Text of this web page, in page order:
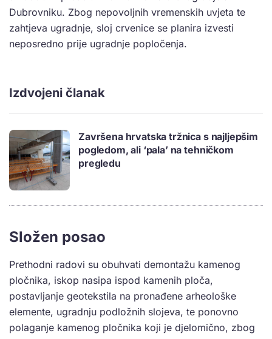
Dubrovniku. Zbog nepovoljnih vremenskih uvjeta te
zahtjeva ugradnje, sloj crvenice se planira izvesti
neposredno prije ugradnje popločenja.
Izdvojeni članak
Završena hrvatska tržnica s najljepšim
pogledom, ali ‘pala’ na tehničkom
pregledu
Složen posao
Prethodni radovi su obuhvati demontažu kamenog
pločnika, iskop nasipa ispod kamenih ploča,
postavljanje geotekstila na pronađene arheološke
elemente, ugradnju podložnih slojeva, te ponovno
polaganje kamenog pločnika koji je djelomično, zbog